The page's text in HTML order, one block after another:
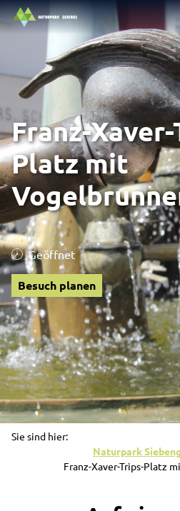
Franz-
Platz mit
Geöffnet
Besuch planen
Sie sind hier:
Naturpark
Franz-Xaver-Trips-Platz